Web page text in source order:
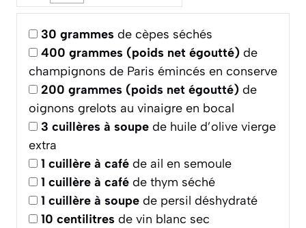
30 grammes de cèpes séchés
400 grammes (poids net égoutté) de
champignons de Paris émincés en conserve
200 grammes (poids net égoutté) de
oignons grelots au vinaigre en bocal
3 cuillères à soupe de huile d’olive vierge
extra
1 cuillère à café de ail en semoule
1 cuillère à café de thym séché
1 cuillère à soupe de persil déshydraté
10 centilitres de vin blanc sec